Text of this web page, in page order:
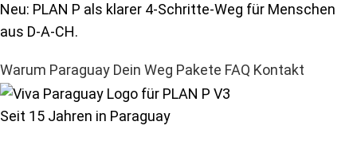
Neu: PLAN P als klarer 4-Schritte-Weg für Menschen
aus D-A-CH.
Warum Paraguay Dein Weg Pakete FAQ Kontakt
Seit 15 Jahren in Paraguay